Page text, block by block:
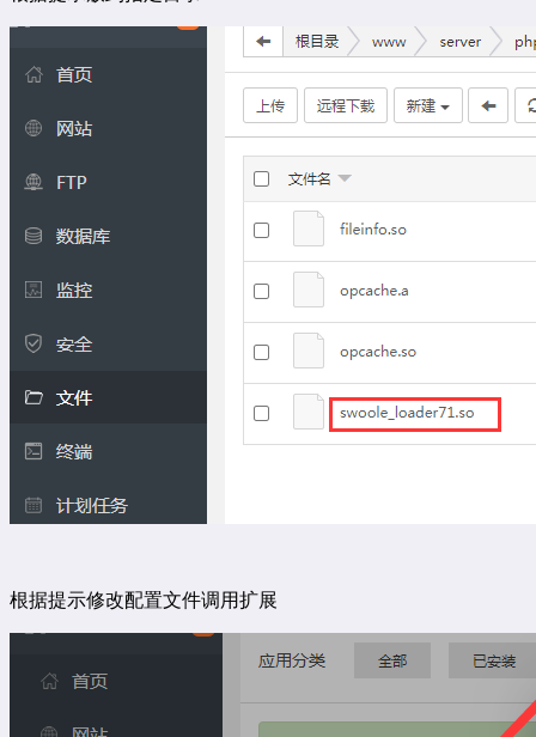
根据提示修改配置文件调用扩展